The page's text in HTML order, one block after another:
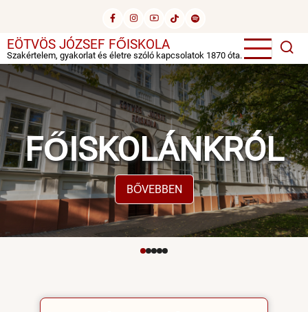
tartalomra
EÖTVÖS JÓZSEF FŐISKOLA
Szakértelem, gyakorlat és életre szóló kapcsolatok 1870 óta.
FŐISKOLÁNKRÓL
BŐVEBBEN